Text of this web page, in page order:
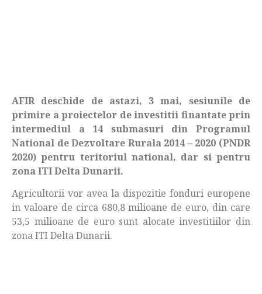
AFIR deschide de astazi, 3 mai, sesiunile de
primire a proiectelor de investitii finantate prin
intermediul a 14 submasuri din Programul
National de Dezvoltare Rurala 2014 – 2020 (PNDR
2020) pentru teritoriul national, dar si pentru
zona ITI Delta Dunarii.
Agricultorii vor avea la dispozitie fonduri europene
in valoare de circa 680,8 milioane de euro, din care
53,5 milioane de euro sunt alocate investitiilor din
zona ITI Delta Dunarii.